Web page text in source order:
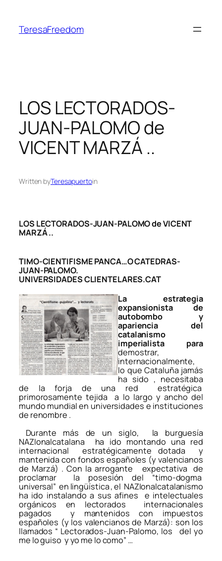
content
TeresaFreedom
LOS LECTORADOS-
JUAN-PALOMO de
VICENT MARZÁ ..
Written byTeresapuertoin
LOS LECTORADOS-JUAN-PALOMO de VICENT
MARZÁ ..
TIMO-CIENTIFISME PANCA…O CATEDRAS-
JUAN-PALOMO.
UNIVERSIDADES CLIENTELARES.CAT
La estrategia
expansionista de
autobombo y
apariencia del
catalanismo
imperialista para
demostrar,
internacionalmente,
lo que Cataluña jamás
ha sido , necesitaba
de la forja de una red estratégica
primorosamente tejida a lo largo y ancho del
mundo mundial en universidades e instituciones
de renombre .
Durante más de un siglo, la burguesía
NAZIonalcatalana ha ido montando una red
internacional estratégicamente dotada y
mantenida con fondos españoles (y valencianos
de Marzá) . Con la arrogante expectativa de
proclamar la posesión del “timo-dogma
universal” en lingüística , el NAZIonalcatalanismo
ha ido instalando a sus afines e intelectuales
orgánicos en lectorados internacionales
pagados y mantenidos con impuestos
españoles (y los valencianos de Marzá): son los
llamados “ Lectorados-Juan-Palomo, los del yo
me lo guiso y yo me lo como” …